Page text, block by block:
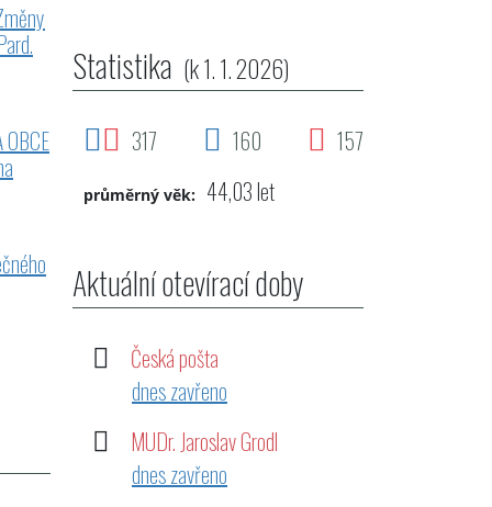
Statistika (k 1. 1. 2026)
317 160 157
průměrný věk: 44,03 let
Aktuální otevírací doby
Česká pošta
dnes zavřeno
MUDr. Jaroslav Grodl
dnes zavřeno